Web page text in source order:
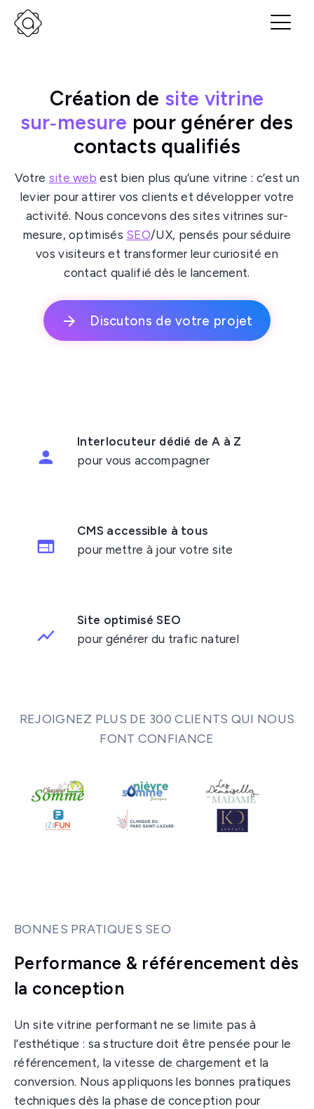
Création de site vitrine
sur‑mesure pour générer des
contacts qualifiés
Votre site web est bien plus qu’une vitrine : c’est un
levier pour attirer vos clients et développer votre
activité. Nous concevons des sites vitrines sur-
mesure, optimisés SEO/UX, pensés pour séduire
vos visiteurs et transformer leur curiosité en
contact qualifié dès le lancement.
Discutons de votre projet
Interlocuteur dédié de A à Z
pour vous accompagner
CMS accessible à tous
pour mettre à jour votre site
Site optimisé SEO
pour générer du trafic naturel
REJOIGNEZ PLUS DE 300 CLIENTS QUI NOUS
FONT CONFIANCE
BONNES PRATIQUES SEO
Performance & référencement dès
la conception
Un site vitrine performant ne se limite pas à
l’esthétique : sa structure doit être pensée pour le
référencement, la vitesse de chargement et la
conversion. Nous appliquons les bonnes pratiques
techniques dès la phase de conception pour